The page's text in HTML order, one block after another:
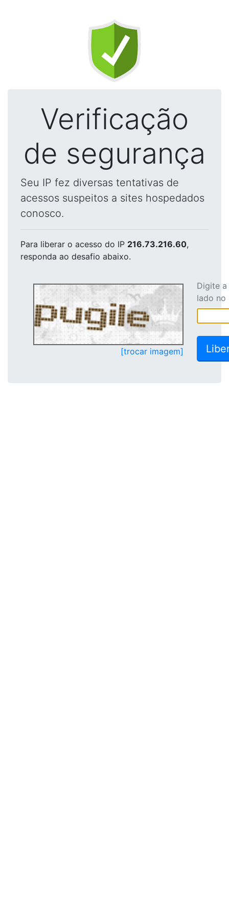
Verificação
de segurança
Seu IP fez diversas tentativas de
acessos suspeitos a sites hospedados
conosco.
Para liberar o acesso do IP 216.73.216.60,
responda ao desafio abaixo.
[trocar imagem]
Digite
lado no